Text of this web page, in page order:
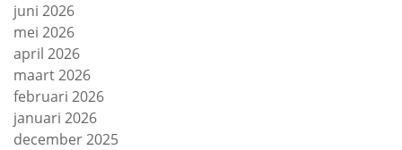
juni 2026
mei 2026
april 2026
maart 2026
februari 2026
januari 2026
december 2025